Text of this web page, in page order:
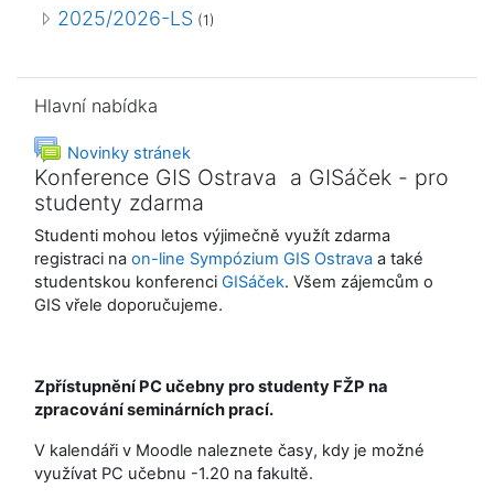
2025/2026-LS (1)
Hlavní nabídka
Novinky stránekFórum
Konference GIS Ostrava a GISáček - pro
studenty zdarma
Studenti mohou letos výjimečně využít zdarma
registraci na on-line Sympózium GIS Ostrava a také
studentskou konferenci GISáček. Všem zájemcům o
GIS vřele doporučujeme.
Zpřístupnění PC učebny pro studenty FŽP na
zpracování seminárních prací.
V kalendáři v Moodle naleznete časy, kdy je možné
využívat PC učebnu -1.20 na fakultě.